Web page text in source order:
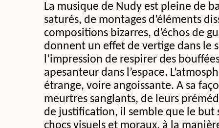
La musique de Nudy est pleine de
saturés, de montages d’éléments
compositions bizarres, d’échos de
donnent un effet de vertige dans le
l’impression de respirer des
apesanteur dans l’espace.
étrange, voire angoissante. A sa
meurtres sanglants, de leurs
de justification, il semble que le but
chocs visuels et moraux, à la